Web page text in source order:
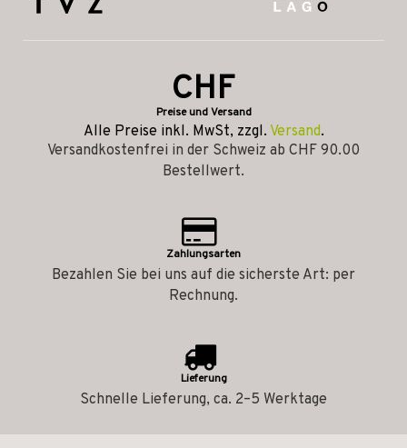
CHF
Preise und Versand
Alle Preise inkl. MwSt, zzgl. Versand.
Versandkostenfrei in der Schweiz ab CHF 90.00
Bestellwert.
Zahlungsarten
Bezahlen Sie bei uns auf die sicherste Art: per
Rechnung.
Lieferung
Schnelle Lieferung, ca. 2–5 Werktage